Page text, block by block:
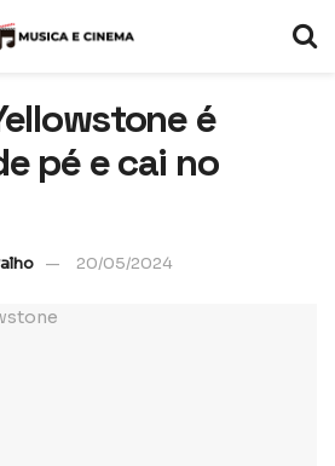
é
pé e cai no
20/05/2024